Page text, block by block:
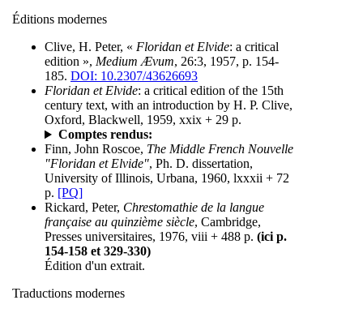
Éditions modernes
Clive, H. Peter, « Floridan et Elvide: a critical
edition », Medium Ævum, 26:3, 1957, p. 154-
185. DOI: 10.2307/43626693
Floridan et Elvide: a critical edition of the 15th
century text, with an introduction by H. P. Clive,
Oxford, Blackwell, 1959, xxix + 29 p.
Comptes rendus:
Finn, John Roscoe, The Middle French Nouvelle
"Floridan et Elvide", Ph. D. dissertation,
University of Illinois, Urbana, 1960, lxxxii + 72
p. [PQ]
Rickard, Peter, Chrestomathie de la langue
française au quinzième siècle, Cambridge,
Presses universitaires, 1976, viii + 488 p. (ici p.
154-158 et 329-330)
Édition d'un extrait.
Traductions modernes